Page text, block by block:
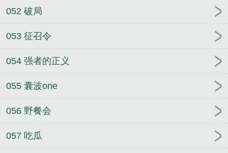
052 破局
053 征召令
054 强者的正义
055 囊波one
056 野餐会
057 吃瓜